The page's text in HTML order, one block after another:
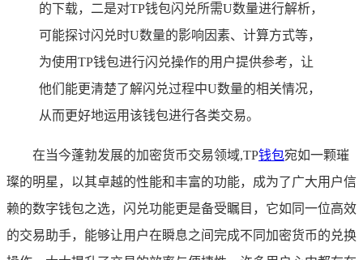
的下载，二是对TP钱包闪兑所需U数量进行解析，
可能探讨闪兑时U数量的影响因素、计算方式等，
为使用TP钱包进行闪兑操作的用户提供参考，让
他们能更清楚了解闪兑过程中U数量的相关情况，
从而更好地运用该钱包进行各类交易。
在当今蓬勃发展的加密货币交易领域,TP钱包宛如一颗璀
璨的明星，以其卓越的性能和丰富的功能，成为了广大用户信
赖的数字钱包之选，闪兑功能更是备受瞩目，它如同一位高效
的交易助手，能够让用户在瞬息之间完成不同加密货币的兑换